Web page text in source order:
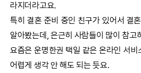
라지더라고요.
특히 결혼 준비 중인 친구가 있어서 결혼
알아봤는데, 은근히 사람들이 많이 참고
요즘은운명한권 택일 같은 온라인 서비
어렵게 생각 안 해도 되는 듯요.